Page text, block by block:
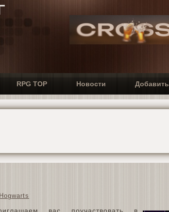
RPG TOP Новости Добавить